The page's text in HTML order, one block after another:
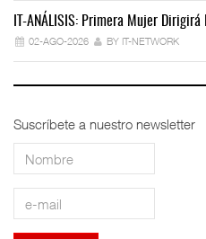
IT-ANÁLISIS: Primera Mujer Dirigirá
02-AGO-2026 BY IT-NETWORK
Suscríbete a nuestro newsletter